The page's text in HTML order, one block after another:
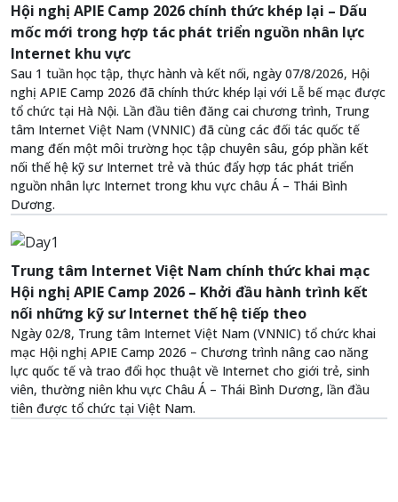
Hội nghị APIE Camp 2026 chính thức khép lại – Dấu
mốc mới trong hợp tác phát triển nguồn nhân lực
Internet khu vực
Sau 1 tuần học tập, thực hành và kết nối, ngày 07/8/2026, Hội
nghị APIE Camp 2026 đã chính thức khép lại với Lễ bế mạc được
tổ chức tại Hà Nội. Lần đầu tiên đăng cai chương trình, Trung
tâm Internet Việt Nam (VNNIC) đã cùng các đối tác quốc tế
mang đến một môi trường học tập chuyên sâu, góp phần kết
nối thế hệ kỹ sư Internet trẻ và thúc đẩy hợp tác phát triển
nguồn nhân lực Internet trong khu vực châu Á – Thái Bình
Dương.
Trung tâm Internet Việt Nam chính thức khai mạc
Hội nghị APIE Camp 2026 – Khởi đầu hành trình kết
nối những kỹ sư Internet thế hệ tiếp theo
Ngày 02/8, Trung tâm Internet Việt Nam (VNNIC) tổ chức khai
mạc Hội nghị APIE Camp 2026 – Chương trình nâng cao năng
lực quốc tế và trao đổi học thuật về Internet cho giới trẻ, sinh
viên, thường niên khu vực Châu Á – Thái Bình Dương, lần đầu
tiên được tổ chức tại Việt Nam.